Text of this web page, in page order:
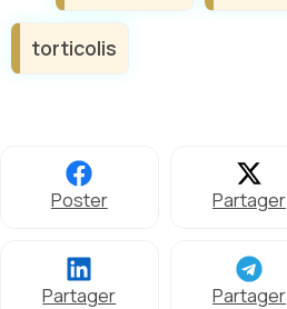
torticolis
Poster Partager
Partager Partager